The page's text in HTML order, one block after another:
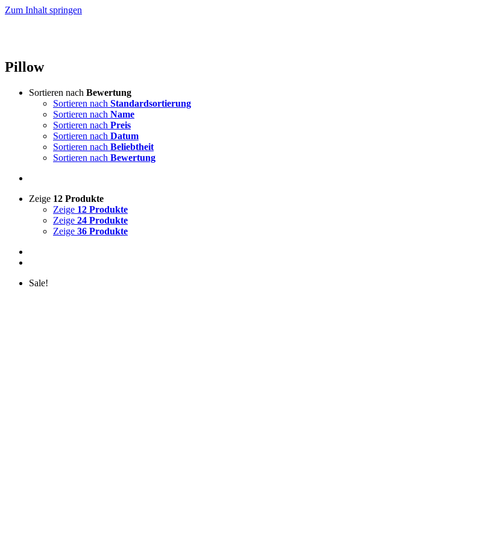
Zum Inhalt springen
Pillow
Sortieren nach Bewertung
Sortieren nach Standardsortierung
Sortieren nach Name
Sortieren nach Preis
Sortieren nach Datum
Sortieren nach Beliebtheit
Sortieren nach Bewertung
Zeige 12 Produkte
Zeige 12 Produkte
Zeige 24 Produkte
Zeige 36 Produkte
Sale!